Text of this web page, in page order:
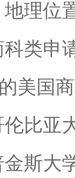
理位
类申
美国
比亚
斯大